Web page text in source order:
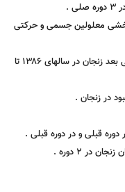
.
معلولین جسمی و حرکتی
-مسئول فنی مرکز خیریه معلولین جسمی و حرکتی بعد زنجان در سالهای ۱۳۸۶ تا
در زنجان .
قبلی و در دوره قبلی .
در ۲ دوره .